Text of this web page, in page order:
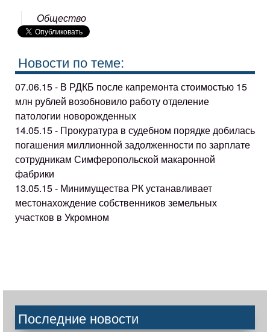
Общество
Новости по теме:
07.06.15 - В РДКБ после капремонта стоимостью 15
млн рублей возобновило работу отделение
патологии новорожденных
14.05.15 - Прокуратура в судебном порядке добилась
погашения миллионной задолженности по зарплате
сотрудникам Симферопольской макаронной
фабрики
13.05.15 - Минимущества РК устанавливает
местонахождение собственников земельных
участков в Укромном
Последние новости